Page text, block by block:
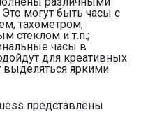
могут быть часы с
тахометром,
стеклом и т.п.;
часы в
для креативных
яркими
представлены